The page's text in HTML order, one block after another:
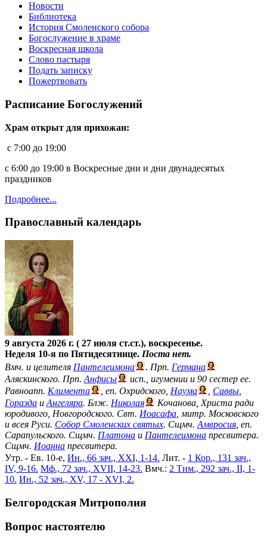
Новости
Библиотека
История Смоленского собора
Богослужение в храме
Воскресная школа
Слово пастыря
Подать записку
Пожертвовать
Расписание Богослужений
Храм открыт для прихожан:
c 7:00 до 19:00
с 6:00 до 19:00 в Воскресные дни и дни двунадесятых
праздников
Подробнее...
Православный календарь
9 августа 2026 г. ( 27 июля ст.ст.), воскресенье.
Неделя 10-я по Пятидесятнице. Поста нет.
Вмч. и целителя Пантелеимона . Прп. Германа
Аляскинского. Прп. Анфисы
исп., игумении и 90 сестер ее.
Равноапп. Климента , еп. Охридского, Наума Саввы
Горазда и Ангеляра. Блж. Николая
Кочанова, Христа ради
юродивого, Новгородского. Свт. Иоасафа , митр. Московского
и всея Руси. Собор Смоленских святых. Сщмч. Амвросия , еп.
Сарапульского. Сщмч. Платона и Пантелеимона пресвитера.
Сщмч. Иоанна пресвитера.
Утр. - Ев. 10-е, Ин., 66 зач., XXI, 1-14. Лит. - 1 Кор., 131 зач.,
IV, 9-16. Мф., 72 зач., XVII, 14-23. Вмч.: 2 Тим., 292 зач., II, 1-
10. Ин., 52 зач., XV, 17 - XVI, 2.
Белгородская Митрополия
Вопрос настоятелю